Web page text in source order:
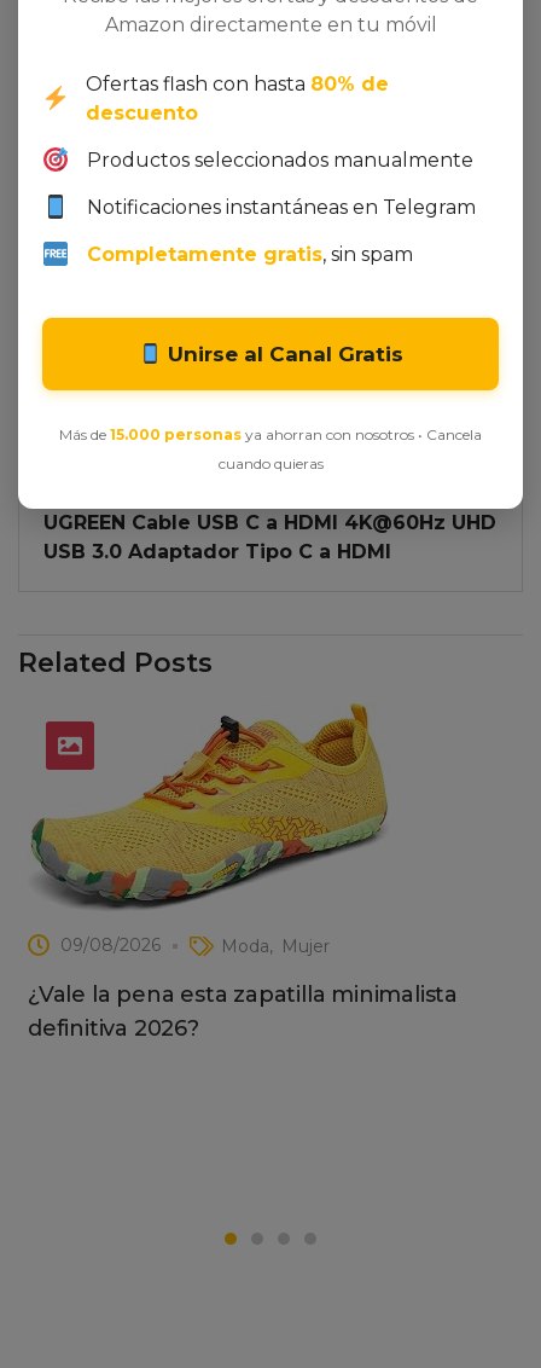
Ofertas Outlet
ambientador difusor de aceites esenciales
con aroma a Aire Fresco & Algodón
UGREEN Cable USB C a HDMI 4K@60Hz UHD
USB 3.0 Adaptador Tipo C a HDMI
Related Posts
09/08/2026 Moda Mujer
¿Vale la pena esta zapatilla minimalista
definitiva 2026?
Amazon directamente en tu móvil
Ofertas flash con hasta 80% de
descuento
Productos seleccionados manualmente
Notificaciones instantáneas en Telegram
Completamente gratis, sin spam
Unirse al Canal Gratis
Más de 15.000 personas ya ahorran con nosotros • Cancela
cuando quieras